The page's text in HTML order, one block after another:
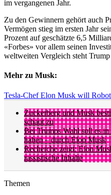
im vergangenen Jahr.
Zu den Gewinnern gehört auch
Vermögen stieg im ersten Jahr
Prozent auf geschätzte 6,5
«Forbes» vor allem seinen
weltweiten Vergleich steht
Mehr zu Musk:
Tesla-Chef Elon Musk will
Zuckerberg und Musk
schaut zu
Bei Trumps Wahl soll es
haben – durch Elon Musk
Recherche zeigt: Elon
rassistische Inhalte
Themen